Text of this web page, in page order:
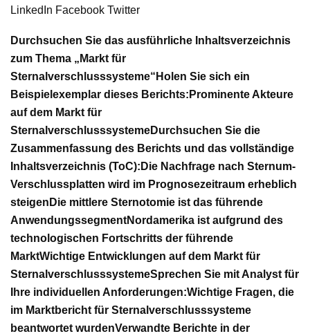
LinkedIn Facebook Twitter
Durchsuchen Sie das ausführliche Inhaltsverzeichnis
zum Thema „Markt für
Sternalverschlusssysteme“ Holen Sie sich ein
Beispielexemplar dieses Berichts: Prominente Akteure
auf dem Markt für
SternalverschlusssystemeDurchsuchen Sie die
Zusammenfassung des Berichts und das vollständige
Inhaltsverzeichnis (ToC): Die Nachfrage nach Sternum-
Verschlussplatten wird im Prognosezeitraum erheblich
steigen Die mittlere Sternotomie ist das führende
AnwendungssegmentNordamerika ist aufgrund des
technologischen Fortschritts der führende
MarktWichtige Entwicklungen auf dem Markt für
SternalverschlusssystemeSprechen Sie mit Analyst für
Ihre individuellen Anforderungen:Wichtige Fragen, die
im Marktbericht für Sternalverschlusssysteme
beantwortet wurdenVerwandte Berichte in der